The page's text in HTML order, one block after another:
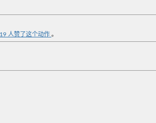
19 人赞了这个动作 。